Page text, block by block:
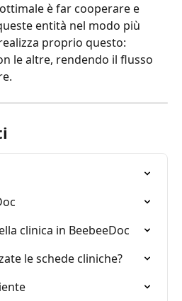
è far cooperare e
entità nel modo più
proprio questo:
le altre, rendendo il flusso
clinica in BeebeeDoc
le schede cliniche?